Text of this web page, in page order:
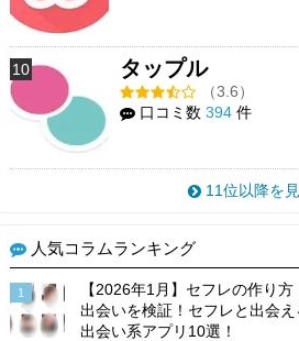
10 タップル
（3.6）
口コミ数 394 件
11位以降を
人気コラムランキング
1
【2026年1月】セフレの作り方
出会いを検証！セフレと出会え
出会い系アプリ10選！